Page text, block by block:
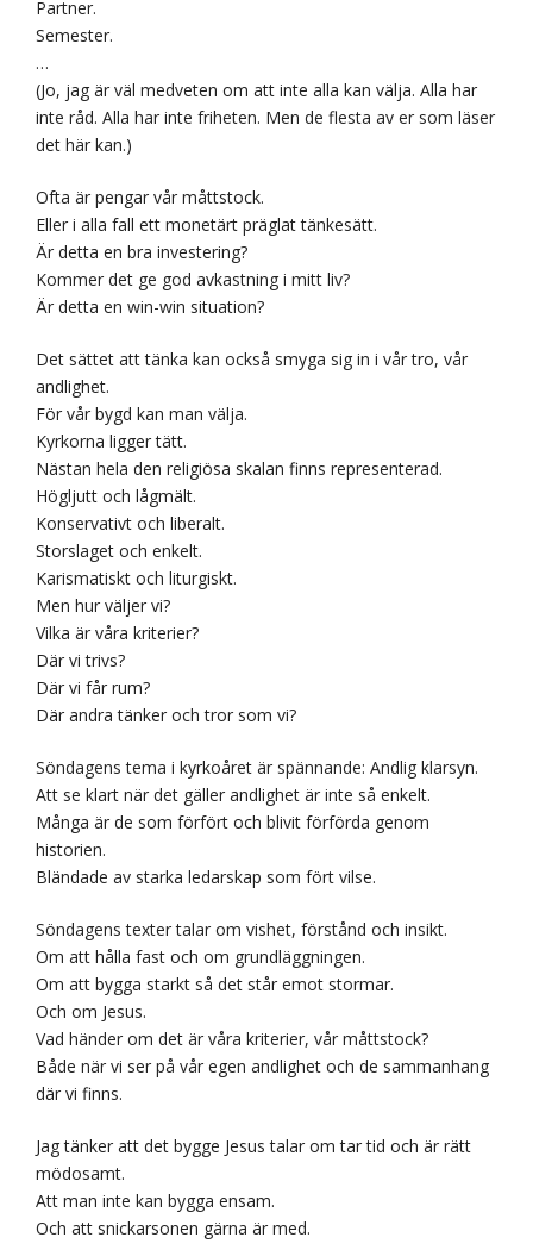
Partner.
Semester.
…
(Jo, jag är väl medveten om att inte alla kan välja. Alla har
inte råd. Alla har inte friheten. Men de flesta av er som läser
det här kan.)
Ofta är pengar vår måttstock.
Eller i alla fall ett monetärt präglat tänkesätt.
Är detta en bra investering?
Kommer det ge god avkastning i mitt liv?
Är detta en win-win situation?
Det sättet att tänka kan också smyga sig in i vår tro, vår
andlighet.
För vår bygd kan man välja.
Kyrkorna ligger tätt.
Nästan hela den religiösa skalan finns representerad.
Högljutt och lågmält.
Konservativt och liberalt.
Storslaget och enkelt.
Karismatiskt och liturgiskt.
Men hur väljer vi?
Vilka är våra kriterier?
Där vi trivs?
Där vi får rum?
Där andra tänker och tror som vi?
Söndagens tema i kyrkoåret är spännande: Andlig klarsyn.
Att se klart när det gäller andlighet är inte så enkelt.
Många är de som förfört och blivit förförda genom
historien.
Bländade av starka ledarskap som fört vilse.
Söndagens texter talar om vishet, förstånd och insikt.
Om att hålla fast och om grundläggningen.
Om att bygga starkt så det står emot stormar.
Och om Jesus.
Vad händer om det är våra kriterier, vår måttstock?
Både när vi ser på vår egen andlighet och de sammanhang
där vi finns.
Jag tänker att det bygge Jesus talar om tar tid och är rätt
mödosamt.
Att man inte kan bygga ensam.
Och att snickarsonen gärna är med.